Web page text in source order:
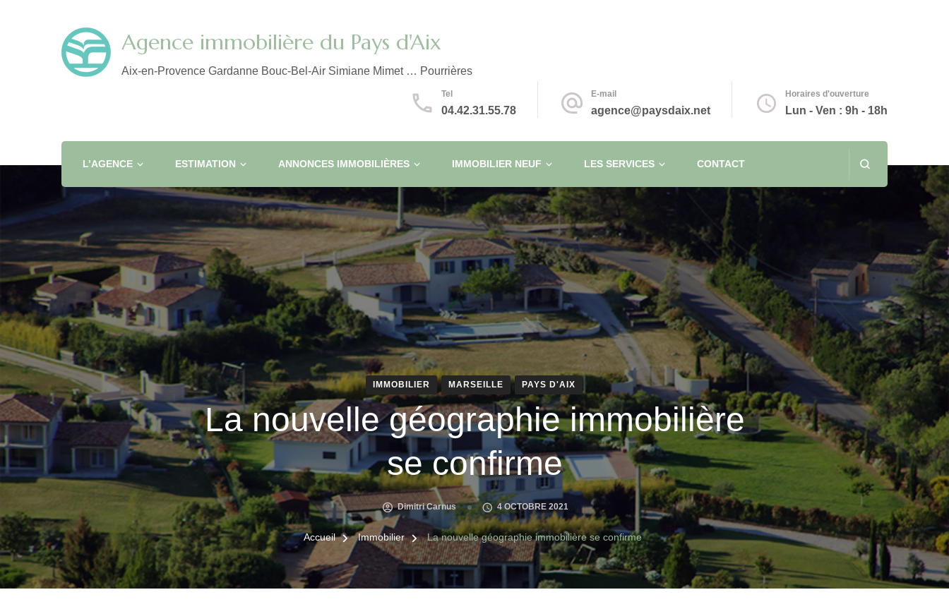
Agence immobilière du Pays d'Aix
Aix-en-Provence Gardanne Bouc-Bel-Air Simiane Mimet … Pourrières
Tel
04.42.31.55.78
E-mail
agence@paysdaix.net
Horaires d'ouverture
Lun - Ven : 9h - 18h
L’AGENCE ESTIMATION ANNONCES IMMOBILIÈRES IMMOBILIER NEUF LES SERVICES CONTACT
IMMOBILIER MARSEILLE PAYS D'AIX
La nouvelle géographie immobilière
se confirme
Dimitri Carnus 4 OCTOBRE 2021
Accueil Immobilier La nouvelle géographie immobilière se confirme